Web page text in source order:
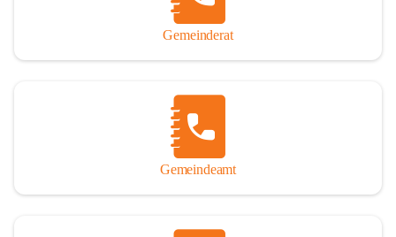
Gemeinderat
Gemeindeamt